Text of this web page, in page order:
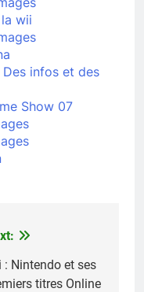
wii
infos et des
Show 07
: Nintendo et ses
titres Online